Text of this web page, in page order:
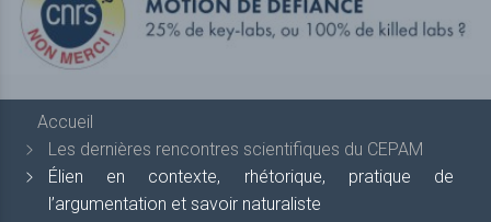
Accueil
Les dernières rencontres scientifiques du CEPAM
Élien en contexte, rhétorique, pratique de
l’argumentation et savoir naturaliste